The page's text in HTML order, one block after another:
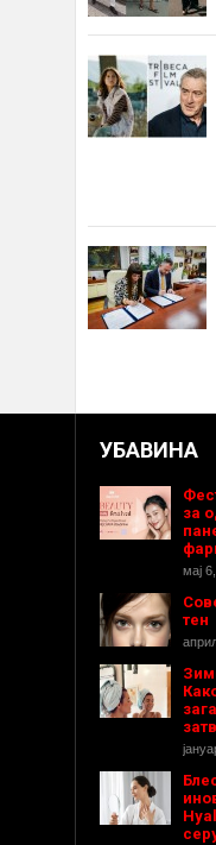
УБАВИНА
за
мај
тен